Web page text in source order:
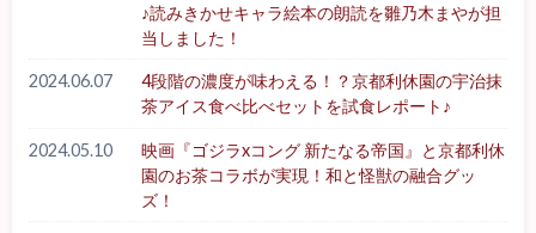
♪読みきかせキャラ絵本の朗読を雛乃木まやが担
当しました！
2024.06.07
4段階の濃度が味わえる！？京都利休園の宇治抹
茶アイス食べ比べセットを試食レポート♪
2024.05.10
映画『ゴジラxコング 新たなる帝国』と京都利休
園のお茶コラボが実現！和と怪獣の融合グッ
ズ！